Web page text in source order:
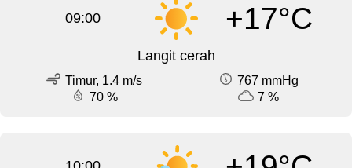
09:00 +17°C
Langit cerah
Timur, 1.4 m/s
767 mmHg
70 %
7 %